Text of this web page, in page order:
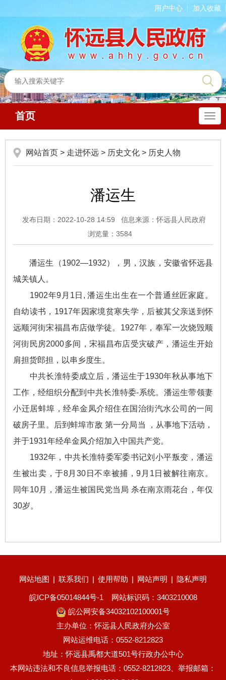
用户中心 加入收藏
导
航
首页
网站首页 > 走进怀远 > 历史文化 > 历史人物
潘运生
发布日期：2022-10-28 14:59
信息来源：怀远县人民政府
浏览量： 3584
潘运生（1902—1932），男，汉族，安徽省怀远县
城关镇人。
1902年9月1日, 潘运生出生在一个普通丝匠家庭。
自幼读书，1917年因家境贫寒失学，后被其父亲送到怀
远顺河街宋福昌布店做学徒。1927年，奉军一次烧毁顺
河街民房2000多间，宋福昌布店受灾破产，潘运生开始
肩担货郎担，以串乡度生。
中共长淮特委成立后，潘运生于1930年秋从事地下
工作，经组织分配到中共长淮特委-系统。潘运生带领妻
小迁居蚌埠，经牟金凤介绍住在国治街汽水公司的一间
破房子里。后到蚌埠市敌 第一分局当 ，从事地下活动，
并于1931年经牟金凤介绍加入中国共产党。
1932年，中共长淮特委军委书记刘小平叛变，潘运
生被出卖，于8月30日不幸被捕，9月1日被解往南京。
同年10月，潘运生被国民党当局 杀在南京雨花台，年仅
30岁。
网站地图 | 联系我们 | 使用帮助 | 网站声明 | 隐私声明
皖ICP备05014844号-1
网站标识码：3403210008
皖公网安备34032102100001号
主办单位：怀远县人民政府办公室
网站运维电话：0552-8212823
地址：怀远县禹都大道501号行政办公中心
本网站违法和不良信息举报电话：0552-8212823、举报邮箱：